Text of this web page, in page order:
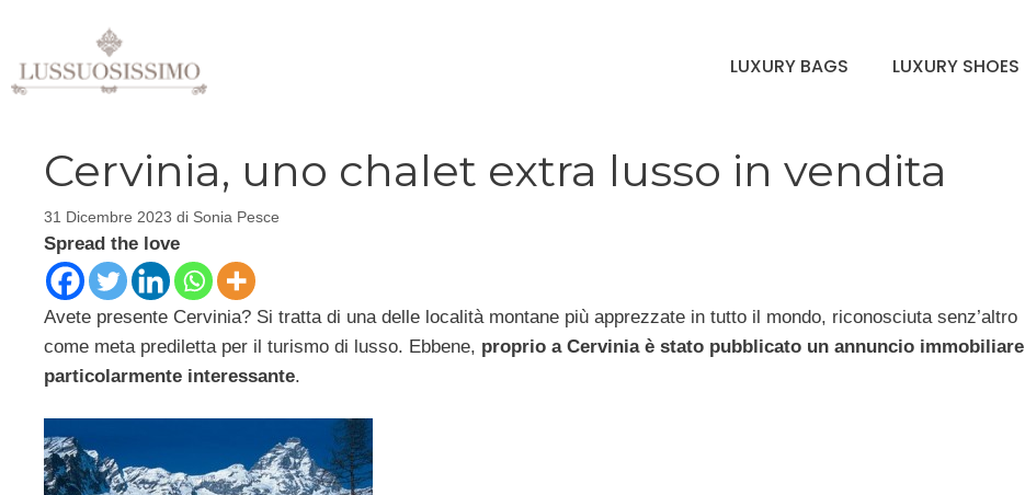
contenuto
LUXURY BAGS LUXURY SHOES
Cervinia, uno chalet extra lusso in vendita
31 Dicembre 2023 di Sonia Pesce
Spread the love
Avete presente Cervinia? Si tratta di una delle località montane più apprezzate in tutto il mondo, riconosciuta senz’altro
come meta prediletta per il turismo di lusso. Ebbene, proprio a Cervinia è stato pubblicato un annuncio immobiliare
particolarmente interessante.